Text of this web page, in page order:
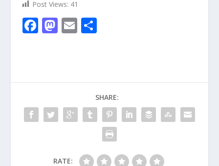
Post Views: 41
F
o
o
k
M
o
n
E
SHARE:
RATE: